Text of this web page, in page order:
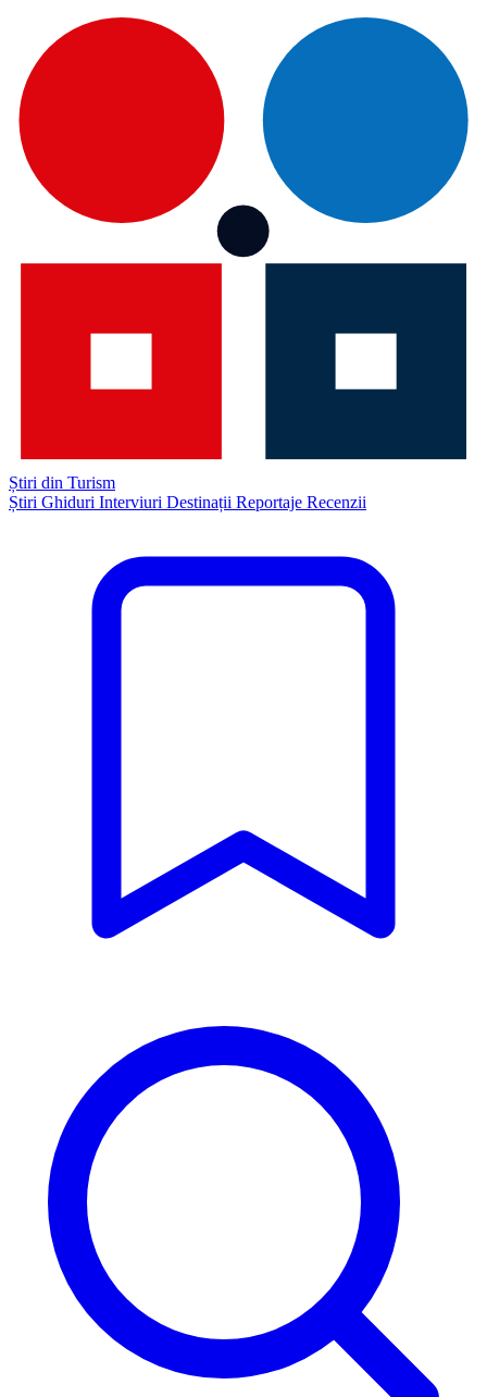
Știri din Turism
Știri Ghiduri Interviuri Destinații Reportaje Recenzii